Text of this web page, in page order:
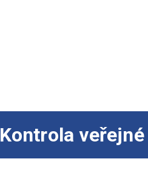
Kontrola